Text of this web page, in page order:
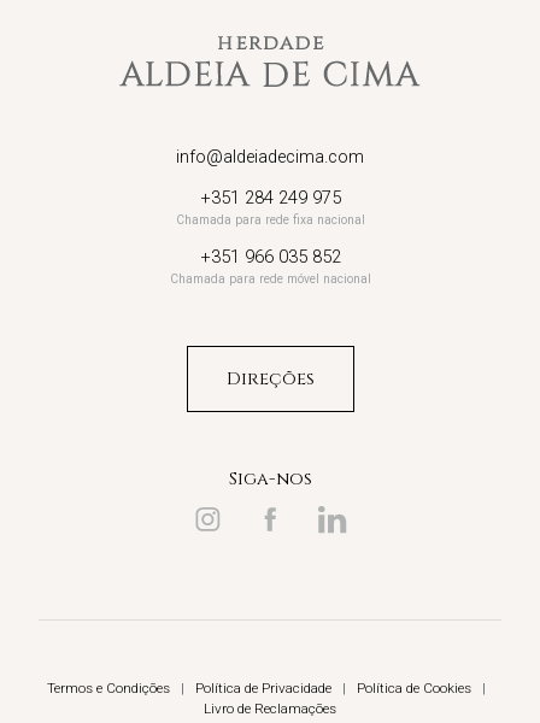
info@aldeiadecima.com
+351 284 249 975
Chamada para rede fixa nacional
+351 966 035 852
Chamada para rede móvel nacional
Direções
Siga-nos
Termos e Condições | Política de Privacidade | Política de Cookies |
Livro de Reclamações